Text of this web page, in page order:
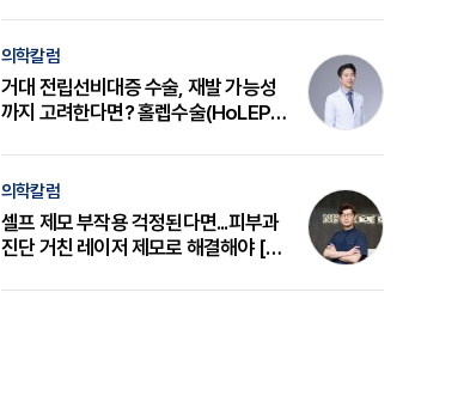
의학칼럼
거대 전립선비대증 수술, 재발 가능성
까지 고려한다면? 홀렙수술(HoLEP)
의학칼럼
셀프 제모 부작용 걱정된다면...피부과
진단 거친 레이저 제모로 해결해야 [변